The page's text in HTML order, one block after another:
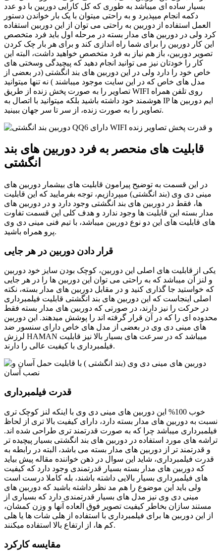
بسیار ساده ای میباشد به طوری که کل کارایی دوربین با دو عدد
دکمه انجام میپذیرد و به راحتی میتوان با یک بار خواندن دستور
العمل استفاده از دوربین به راحتی می توان از این دوربین استفاده
کرد ولی در دوربین های مدار بسته در مرحله اول باید فرد متخصص
این کار دوربین را برای شما راه اندازی کند و برای هر بار چک کردن
تصویر دوربین، باز هم نیاز به فرد متخصص خواهید داشت، البته این
کار را خودتان نیز می توانید انجام دهید که پیچیدگی وسختی های
خاص خود را دارد ولی در این دوربین های بند انگشتی (در بعضی از
مدل های خاص که در این سایت موجود میباشند ) نه تنها میتوانید
تصاویر را به صورت پخش زنده از طریق WIFI روی تلفن همراه
هوشمند خود داشته باشید بلکه میتوانید با اتصال به IP ایم دوربین ها
تصاویر را به صورت زنده، از سر تا سر جهان ببینید.
قابلیت های منحصر به فرد دوربین های بند
انگشتی
در این قسمت به توضیح پیرامون قابلیت های بیشمار دوربین های
مینی دی وی (بند انگشتی) میپردازیم، توجه بفرمایید که این قابلیت
ها، فقط در دوربین های بند انگشتی وجود دارد و در دوربین های
مدار بسته این قابلیت ها وجود ندارد و هدف کلی این قسمت تفاوت
های قابلیت های این دو نوع دوربین میباشد، با تیم فنی مینی دی وی
پرو همراه باشید.
قرار دادن دوربین در هر جایی
یکی از قابلیت های اصلی این دوربین، کوچک بودن سایز خود دوربین
و لنز آن میباشد که به راحتی می توان این دوربین ها را در هر جایی
که خواستید جا گذاری کنید و در مقابل دوربین های مدار بسته، نکته
اصلی اینجاست که این دوربین های بند انگشتی قابلیت فیلمبرداری
در حرکت را نیز دارند، در صورتی که دوربین های مدار بسته فقط
محدوده ای را که در آن قرار گرفته اند را پوشش میدهند. این دوربین
های مینی دی وی در بعضی از مدل های خاص دارای سنسور ضد
لرزش HAMAN میباشد که در سرعت های بسیار بالا نیز قابلیت
فیلمبرداری با کیفیت عالی را دارند.
خوب 100% این دوربین های مینی دی وی با اینکه لنز کوچک تری
نسبت به دوربین های مدار بسته دارد، دارای کیفیت بالا تری از لحاظ
فیلمبرداری میباشد چرا که به صورت قدرتمند تری طراحی شده اند.
تراشه های مورد استفاده در دوربین های بند انگشتی بسیار پیچیده تر
و قدرتمند تر از دوربین های مدار بسته می باشد، البته در رابطه به
قدرت فیلمبرداری، شاید این سوال در ذهن خواننده مقاله پیش بیاید
که دوربین های مدار بسته بسیار قدرتمندی وجود دارد که کیفیت
های فیلمبرداری بسیار بالایی داشته باشند، بله کاملا درست است
ولی باید این موضوع را هم مد نظر داشته باشید که دوربین های
مینی دی وی نیز مدل های بسیار قدرتمندی دارد که بسیاری از
مستند سازان بخاطر کیفیت تصویر فوق العاده آنها و وزن کمشان،
از این دوربین ها برای فیلمبرداری با استفاده از هلی شات ها یا هلی
کم ها، از ارتفاع بالا استفاده میکنند.